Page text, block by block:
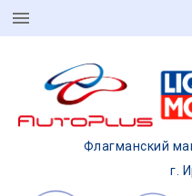
Флагманский
г.